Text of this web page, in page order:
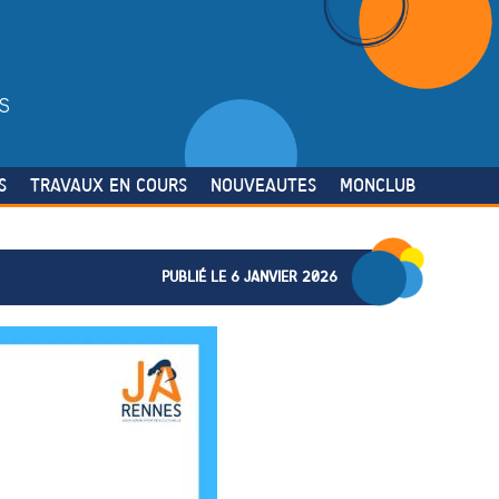
TRAVAUX EN COURS NOUVEAUTES MONCLUB
PUBLIÉ LE 6 JANVIER 2026